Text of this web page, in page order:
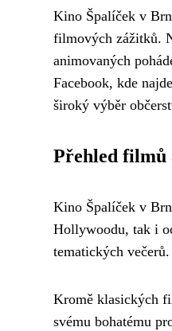
Kino Špalíček v
filmových zážitků.
animovaných
Facebook, kde
široký výběr
Přehled filmů
Kino Špalíček v
Hollywoodu, tak i
tematických
Kromě klasických
svému bohatému